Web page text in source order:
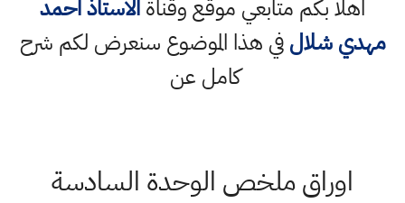
اهلا بكم متابعي موقع وقناةالاستاذ احمد
مهدي شلالفي هذا الموضوع سنعرض لكم شرح
كامل عن
اوراق ملخص الوحدة السادسة